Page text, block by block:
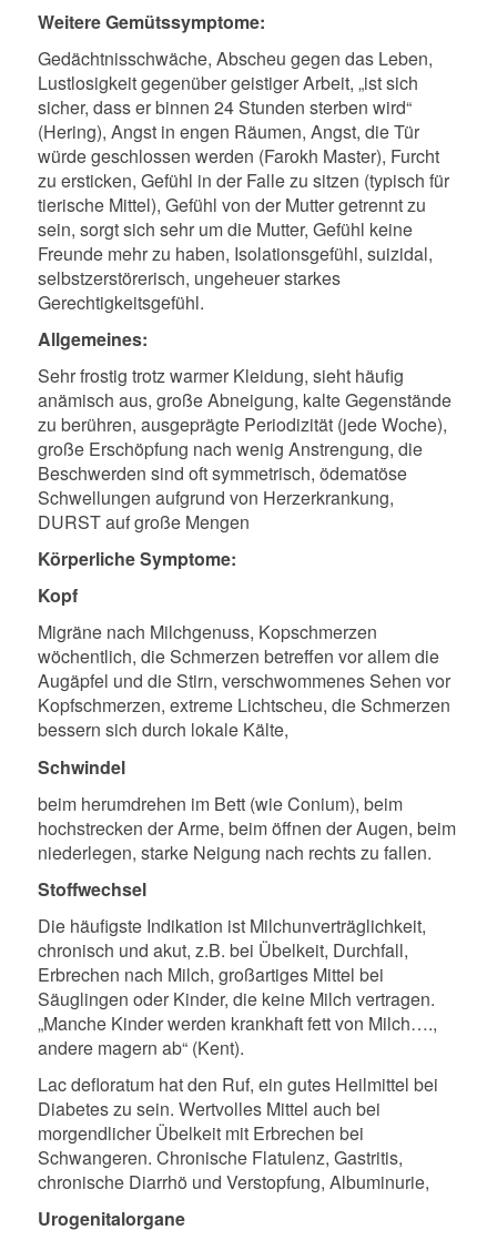
Weitere Gemütssymptome:
Gedächtnisschwäche, Abscheu gegen das Leben,
Lustlosigkeit gegenüber geistiger Arbeit, „ist sich
sicher, dass er binnen 24 Stunden sterben wird“
(Hering), Angst in engen Räumen, Angst, die Tür
würde geschlossen werden (Farokh Master), Furcht
zu ersticken, Gefühl in der Falle zu sitzen (typisch für
tierische Mittel), Gefühl von der Mutter getrennt zu
sein, sorgt sich sehr um die Mutter, Gefühl keine
Freunde mehr zu haben, Isolationsgefühl, suizidal,
selbstzerstörerisch, ungeheuer starkes
Gerechtigkeitsgefühl.
Allgemeines:
Sehr frostig trotz warmer Kleidung, sieht häufig
anämisch aus, große Abneigung, kalte Gegenstände
zu berühren, ausgeprägte Periodizität (jede Woche),
große Erschöpfung nach wenig Anstrengung, die
Beschwerden sind oft symmetrisch, ödematöse
Schwellungen aufgrund von Herzerkrankung,
DURST auf große Mengen
Körperliche Symptome:
Kopf
Migräne nach Milchgenuss, Kopschmerzen
wöchentlich, die Schmerzen betreffen vor allem die
Augäpfel und die Stirn, verschwommenes Sehen vor
Kopfschmerzen, extreme Lichtscheu, die Schmerzen
bessern sich durch lokale Kälte,
Schwindel
beim herumdrehen im Bett (wie Conium), beim
hochstrecken der Arme, beim öffnen der Augen, beim
niederlegen, starke Neigung nach rechts zu fallen.
Stoffwechsel
Die häufigste Indikation ist Milchunverträglichkeit,
chronisch und akut, z.B. bei Übelkeit, Durchfall,
Erbrechen nach Milch, großartiges Mittel bei
Säuglingen oder Kinder, die keine Milch vertragen.
„Manche Kinder werden krankhaft fett von Milch….,
andere magern ab“ (Kent).
Lac defloratum hat den Ruf, ein gutes Heilmittel bei
Diabetes zu sein. Wertvolles Mittel auch bei
morgendlicher Übelkeit mit Erbrechen bei
Schwangeren. Chronische Flatulenz, Gastritis,
chronische Diarrhö und Verstopfung, Albuminurie,
Urogenitalorgane